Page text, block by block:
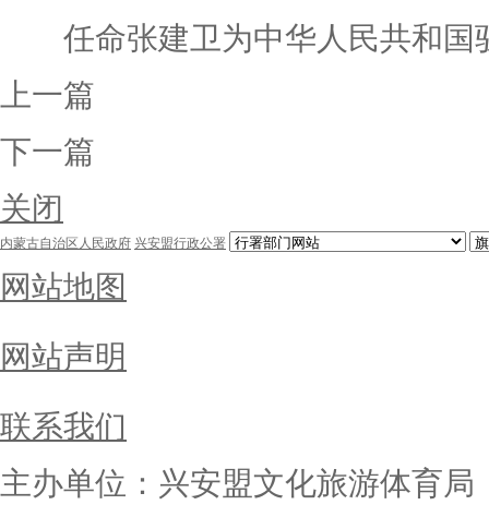
任命张建卫为中华人民共和国
上一篇
下一篇
关闭
内蒙古自治区人民政府 兴安盟行政公署
网站地图
网站声明
联系我们
主办单位：兴安盟文化旅游体育局